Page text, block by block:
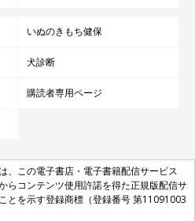
いぬのきもち健保
犬診断
購読者専用ページ
、この電子書店・電子書籍配信サービス
らコンテンツ使用許諾を得た正規版配信サ
とを示す登録商標（登録番号 第11091003